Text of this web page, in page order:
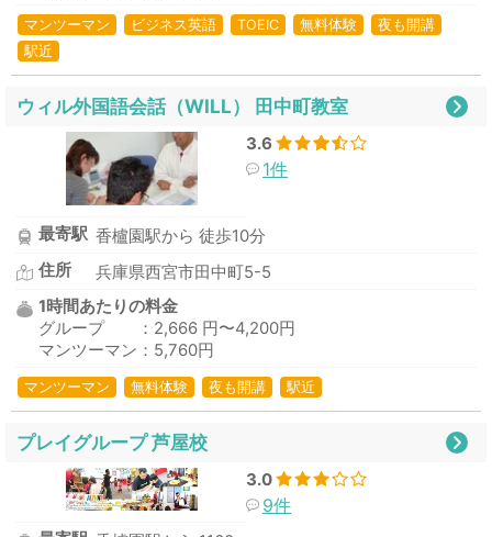
マンツーマン ビジネス英語 TOEIC 無料体験
夜も開講
駅近
ウィル外国語会話（WILL） 田中町教室
3.6
1件
最寄駅 香櫨園駅から 徒歩10分
住所
兵庫県西宮市田中町5-5
1時間あたりの料金
グループ ：2,666 円〜4,200円
マンツーマン：5,760円
マンツーマン 無料体験 夜も開講 駅近
プレイグループ 芦屋校
3.0
9件